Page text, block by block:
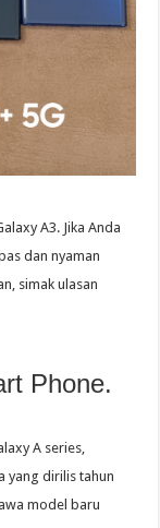
A3. Jika Anda
dan nyaman
simak ulasan
Phone.
A series,
yang dirilis tahun
model baru